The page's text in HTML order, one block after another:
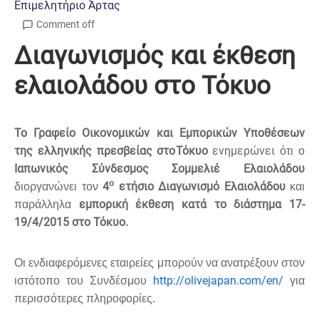
Επιμελητήριο Άρτας
Comment off
Διαγωνισμός και έκθεση
ελαιολάδου στο Τόκυο
To Γραφείο Οικονομικών και Εμπορικών Υποθέσεων
της ελληνικής πρεσβείας στοΤόκυοενημερώνει ότι ο
Ιαπωνικός Σύνδεσμος Σομμελιέ Ελαιολάδου
διοργανώνει τον 4ο ετήσιο Διαγωνισμό Ελαιολάδουκαι
παράλληλα εμπορική έκθεση κατά το διάστημα 17-
19/4/2015 στο Τόκυο.
Οι ενδιαφερόμενες εταιρείες μπορούν να ανατρέξουν στον
ιστότοπο του Συνδέσμου
http://olivejapan.com/en/ για
περισσότερες πληροφορίες.